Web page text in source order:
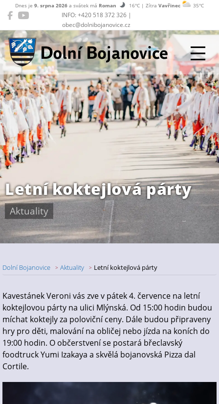
INFO: +420 518 372 326 |
obec@dolnibojanovice.cz
Dnes je 9. srpna 2026 a svátek má Roman 16°C | Zítra Vavřinec 35°C
Dolní Bojanovice
Letní koktejlová párty
Aktuality
Dolní Bojanovice Aktuality Letní koktejlová párty
Nadpis článku
Kavestánek Veroni vás zve v pátek 4. července na letní
koktejlovou párty na ulici Mlýnská. Od 15:00 hodin budou
míchat koktejly za poloviční ceny. Dále budou připraveny
hry pro děti, malování na obličej nebo jízda na koních do
19:00 hodin. O občerstvení se postará břeclavský
foodtruck Yumi Izakaya a skvělá bojanovská Pizza dal
Cortile.